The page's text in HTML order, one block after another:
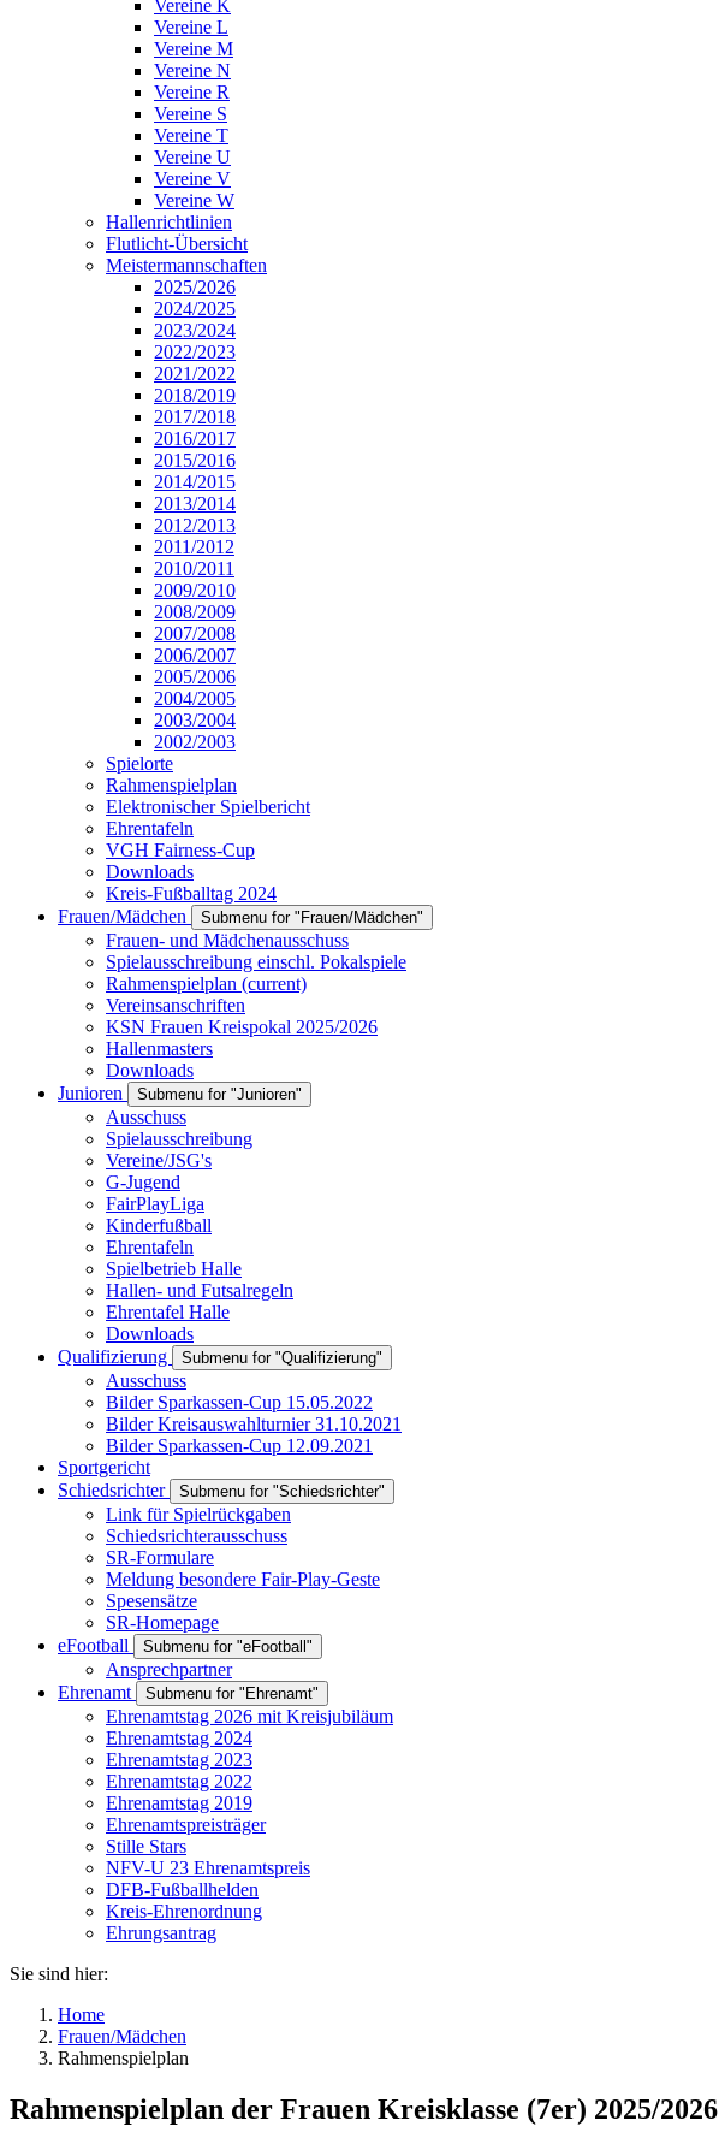
Vereine K
Vereine L
Vereine M
Vereine N
Vereine R
Vereine S
Vereine T
Vereine U
Vereine V
Vereine W
Hallenrichtlinien
Flutlicht-Übersicht
Meistermannschaften
2025/2026
2024/2025
2023/2024
2022/2023
2021/2022
2018/2019
2017/2018
2016/2017
2015/2016
2014/2015
2013/2014
2012/2013
2011/2012
2010/2011
2009/2010
2008/2009
2007/2008
2006/2007
2005/2006
2004/2005
2003/2004
2002/2003
Spielorte
Rahmenspielplan
Elektronischer Spielbericht
Ehrentafeln
VGH Fairness-Cup
Downloads
Kreis-Fußballtag 2024
Frauen/Mädchen
Submenu for "Frauen/Mädchen"
Frauen- und Mädchenausschuss
Spielausschreibung einschl. Pokalspiele
Rahmenspielplan (current)
Vereinsanschriften
KSN Frauen Kreispokal 2025/2026
Hallenmasters
Downloads
Junioren
Submenu for "Junioren"
Ausschuss
Spielausschreibung
Vereine/JSG's
G-Jugend
FairPlayLiga
Kinderfußball
Ehrentafeln
Spielbetrieb Halle
Hallen- und Futsalregeln
Ehrentafel Halle
Downloads
Qualifizierung
Submenu for "Qualifizierung"
Ausschuss
Bilder Sparkassen-Cup 15.05.2022
Bilder Kreisauswahlturnier 31.10.2021
Bilder Sparkassen-Cup 12.09.2021
Sportgericht
Schiedsrichter
Submenu for "Schiedsrichter"
Link für Spielrückgaben
Schiedsrichterausschuss
SR-Formulare
Meldung besondere Fair-Play-Geste
Spesensätze
SR-Homepage
eFootball
Submenu for "eFootball"
Ansprechpartner
Ehrenamt
Submenu for "Ehrenamt"
Ehrenamtstag 2026 mit Kreisjubiläum
Ehrenamtstag 2024
Ehrenamtstag 2023
Ehrenamtstag 2022
Ehrenamtstag 2019
Ehrenamtspreisträger
Stille Stars
NFV-U 23 Ehrenamtspreis
DFB-Fußballhelden
Kreis-Ehrenordnung
Ehrungsantrag
Sie sind hier:
Home
Frauen/Mädchen
Rahmenspielplan
Rahmenspielplan der Frauen Kreisklasse (7er) 2025/2026